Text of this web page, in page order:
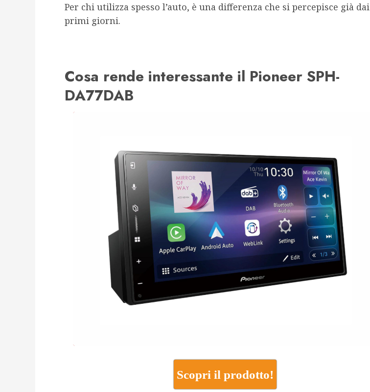
Per chi utilizza spesso l’auto, è una differenza che si percepisce già dai
primi giorni.
Cosa rende interessante il Pioneer SPH-
DA77DAB
Scopri il prodotto!